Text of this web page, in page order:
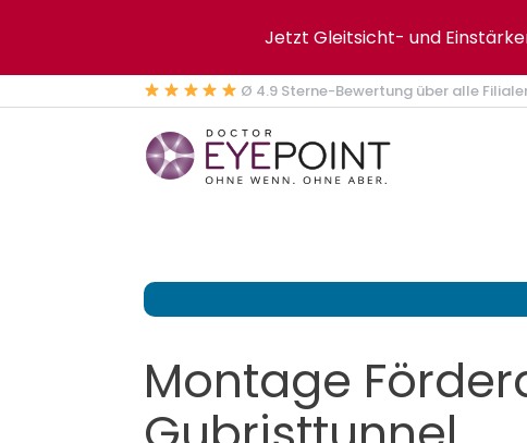
Ø 4.9 Sterne-Bewertung über alle
Montage
Jetzt Gleitsicht- und